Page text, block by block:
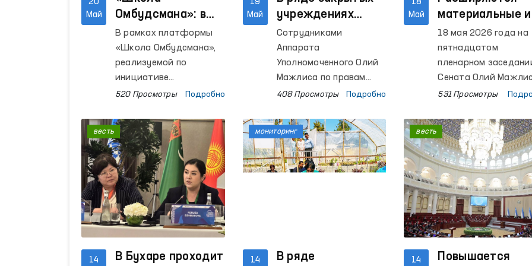
20
Май
Омбудсмана»: в
регионах
проведены
открытые диалоги
с населением
В рамках платформы
«Школа Омбудсмана»,
реализуемой по
инициативе
Уполномоченного Олий
человека (омбудсмана)
и направленной на
повышение правовой
осведомлённости
населения, в регионах
продолжаются
открытые диалоги с
гражданами.
520 Просмотры Подробно
19
Май
учреждениях
Намангана
изучено
состояние
соблюдения прав
человека
Сотрудниками
Аппарата
Уполномоченного Олий
Мажлиса по правам
человека (омбудсмана)
Общественной группы
при Омбудсмане по
предупреждению пыток
в рамках
посещения ряда
408 Просмотры Подробно
18
Май
материальные и
правовые
гарантии для
содержащихся
следственных
изоляторах
18 мая 2026 года на
пятнадцатом
пленарном
Сената Олий
был рассмотрен
дополнений и
изменений в
законодательные
Республики
Узбекистан».
531 Просмотры
14
В Бухаре проходит
весть
14
В ряде
мониторинг
14
Повышается
весть